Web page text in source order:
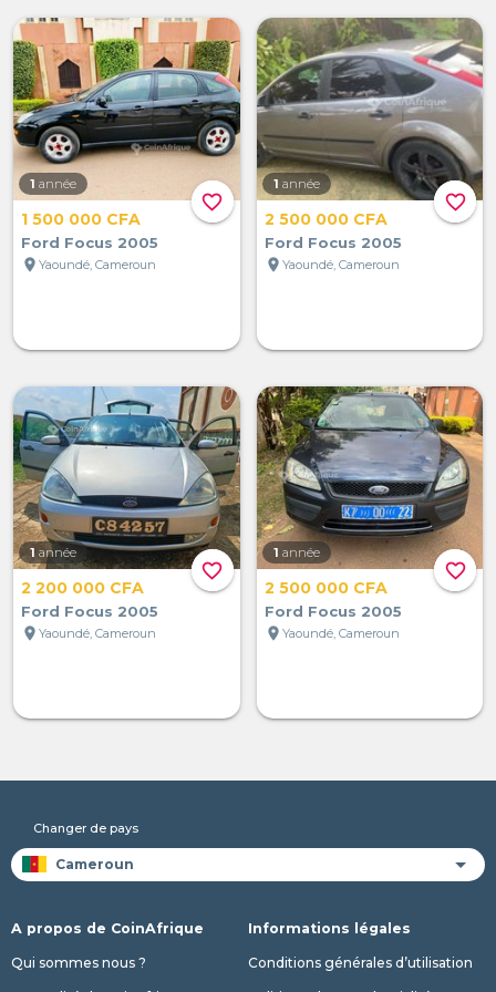
favorite_border
1 année
1 500 000 CFA
Ford Focus 2005
location_on Yaoundé, Cameroun
favorite_border
1 année
2 500 000 CFA
Ford Focus 2005
location_on Yaoundé, Cameroun
favorite_border
1 année
2 200 000 CFA
Ford Focus 2005
location_on Yaoundé, Cameroun
favorite_border
1 année
2 500 000 CFA
Ford Focus 2005
location_on Yaoundé, Cameroun
Changer de pays
A propos de CoinAfrique
Qui sommes nous ?
Informations légales
Conditions générales d’utilisation